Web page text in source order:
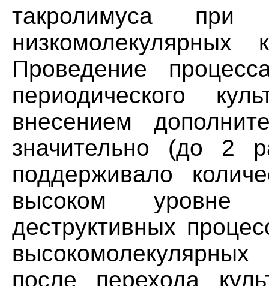
такролимуса при
Проведение
периодического
внесением
значительно (до 2
поддерживало
высоком
деструктивных
после перехода